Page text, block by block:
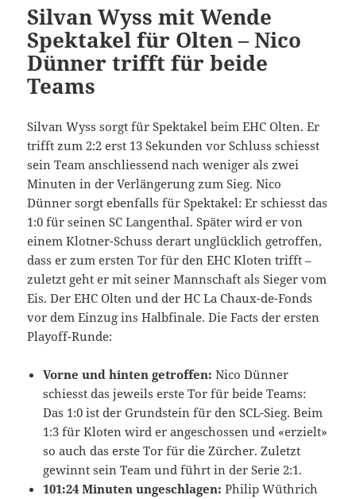
Silvan Wyss mit Wende
Spektakel für Olten – Nico
Dünner trifft für beide
Teams
Silvan Wyss sorgt für Spektakel beim EHC Olten. Er
trifft zum 2:2 erst 13 Sekunden vor Schluss schiesst
sein Team anschliessend nach weniger als zwei
Minuten in der Verlängerung zum Sieg. Nico
Dünner sorgt ebenfalls für Spektakel: Er schiesst das
1:0 für seinen SC Langenthal. Später wird er von
einem Klotner-Schuss derart unglücklich getroffen,
dass er zum ersten Tor für den EHC Kloten trifft –
zuletzt geht er mit seiner Mannschaft als Sieger vom
Eis. Der EHC Olten und der HC La Chaux-de-Fonds
vor dem Einzug ins Halbfinale. Die Facts der ersten
Playoff-Runde:
Vorne und hinten getroffen: Nico Dünner
schiesst das jeweils erste Tor für beide Teams:
Das 1:0 ist der Grundstein für den SCL-Sieg. Beim
1:3 für Kloten wird er angeschossen und «erzielt»
so auch das erste Tor für die Zürcher. Zuletzt
gewinnt sein Team und führt in der Serie 2:1.
101:24 Minuten ungeschlagen:Philip Wüthrich